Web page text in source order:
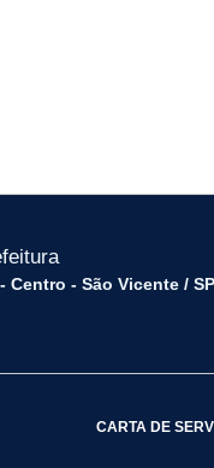
Centro - São Vicente / SP
CARTA DE